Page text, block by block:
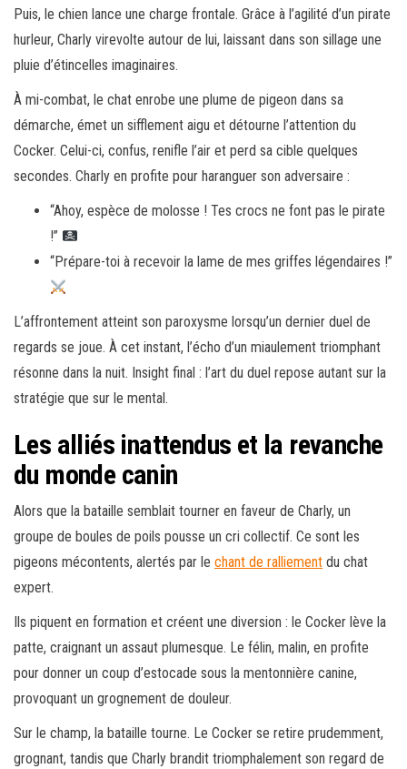
Puis, le chien lance une charge frontale. Grâce à l’agilité d’un pirate
hurleur, Charly virevolte autour de lui, laissant dans son sillage une
pluie d’étincelles imaginaires.
À mi-combat, le chat enrobe une plume de pigeon dans sa
démarche, émet un sifflement aigu et détourne l’attention du
Cocker. Celui-ci, confus, renifle l’air et perd sa cible quelques
secondes. Charly en profite pour haranguer son adversaire :
“Ahoy, espèce de molosse ! Tes crocs ne font pas le pirate
!”
“Prépare-toi à recevoir la lame de mes griffes légendaires !”
L’affrontement atteint son paroxysme lorsqu’un dernier duel de
regards se joue. À cet instant, l’écho d’un miaulement triomphant
résonne dans la nuit. Insight final : l’art du duel repose autant sur la
stratégie que sur le mental.
Les alliés inattendus et la revanche
du monde canin
Alors que la bataille semblait tourner en faveur de Charly, un
groupe de boules de poils pousse un cri collectif. Ce sont les
pigeons mécontents, alertés par le chant de ralliement du chat
expert.
Ils piquent en formation et créent une diversion : le Cocker lève la
patte, craignant un assaut plumesque. Le félin, malin, en profite
pour donner un coup d’estocade sous la mentonnière canine,
provoquant un grognement de douleur.
Sur le champ, la bataille tourne. Le Cocker se retire prudemment,
grognant, tandis que Charly brandit triomphalement son regard de